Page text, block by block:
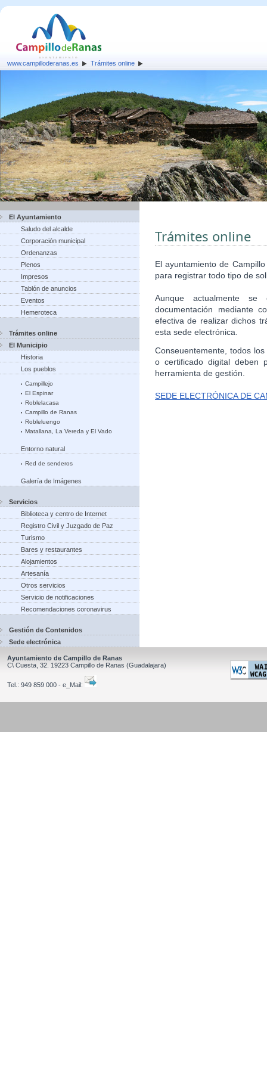
www.campilloderanas.es Trámites online
El Ayuntamiento
Saludo del alcalde
Corporación municipal
Ordenanzas
Plenos
Impresos
Tablón de anuncios
Eventos
Hemeroteca
Trámites online
El Municipio
Historia
Los pueblos
Campillejo
El Espinar
Roblelacasa
Campillo de Ranas
Robleluengo
Matallana, La Vereda y El Vado
Entorno natural
Red de senderos
Galería de Imágenes
Servicios
Biblioteca y centro de Internet
Registro Civil y Juzgado de Paz
Turismo
Bares y restaurantes
Alojamientos
Artesanía
Otros servicios
Servicio de notificaciones
Recomendaciones coronavirus
Gestión de Contenidos
Sede electrónica
Trámites online
El ayuntamiento de
para registrar todo tipo de
Aunque actualmente
documentación mediante
efectiva de realizar dichos
esta sede electrónica.
Conseuentemente, todos
o certificado digital deben
herramienta de gestión.
SEDE ELECTRÓNICA DE
Ayuntamiento de Campillo de Ranas
C\ Cuesta, 32. 19223 Campillo de Ranas (Guadalajara)
Tel.: 949 859 000 - e_Mail: